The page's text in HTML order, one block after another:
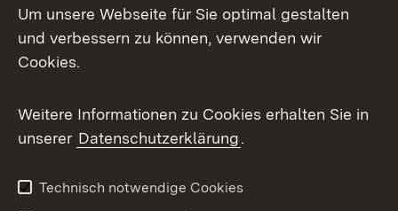
X / Twitter
Youtube
Kontakt
Datenschutz
Barrierefreiheit
Um unsere Webseite für Sie optimal gestalten
und verbessern zu können, verwenden wir
Cookies.
Weitere Informationen zu Cookies erhalten Sie in
unserer Datenschutzerklärung.
Technisch notwendige Cookies